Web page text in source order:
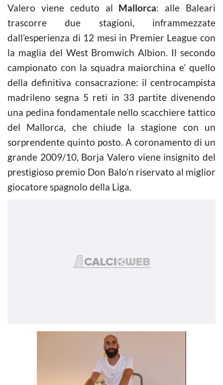
Valero viene ceduto al Mallorca: alle Baleari
trascorre due stagioni, inframmezzate
dall’esperienza di 12 mesi in Premier League con
la maglia del West Bromwich Albion. Il secondo
campionato con la squadra maiorchina e’ quello
della definitiva consacrazione: il centrocampista
madrileno segna 5 reti in 33 partite divenendo
una pedina fondamentale nello scacchiere tattico
del Mallorca, che chiude la stagione con un
sorprendente quinto posto. A coronamento di un
grande 2009/10, Borja Valero viene insignito del
prestigioso premio Don Balo’n riservato al miglior
giocatore spagnolo della Liga.